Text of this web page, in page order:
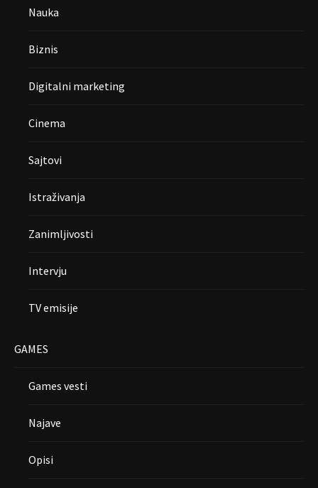
Nauka
Biznis
Digitalni marketing
Cinema
Sajtovi
Istraživanja
Zanimljivosti
Intervju
TV emisije
GAMES
Games vesti
Najave
Opisi